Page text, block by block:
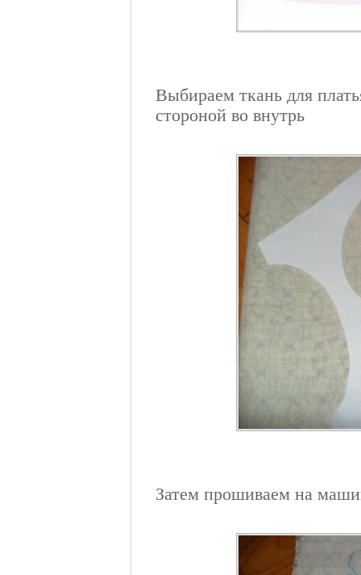
Выбираем ткань для
стороной во внутрь
Затем прошиваем на